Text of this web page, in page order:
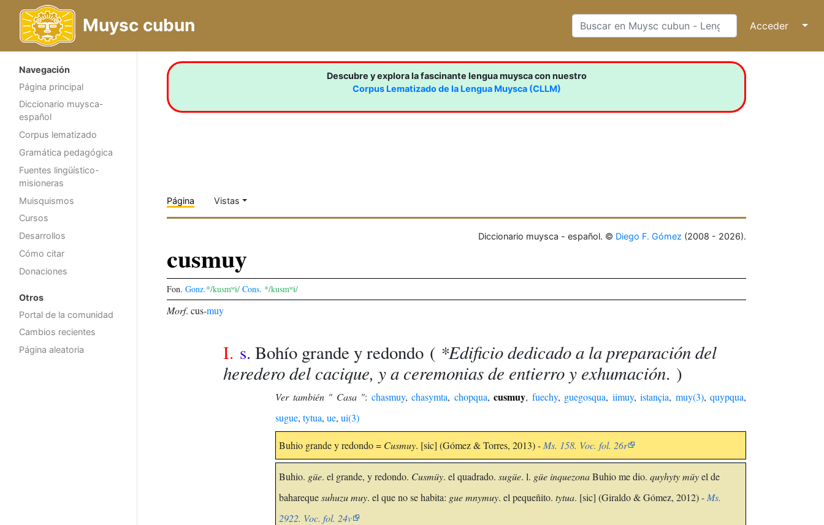
Muysc cubun Acceder ↓
Navegación
Página principal
Diccionario muysca-
español
Corpus lematizado
Gramática pedagógica
Fuentes lingüístico-
misioneras
Muisquismos
Cursos
Desarrollos
Cómo citar
Donaciones
Otros
Portal de la comunidad
Cambios recientes
Página aleatoria
Descubre y explora la fascinante lengua muysca con nuestro
Corpus Lematizado de la Lengua Muysca (CLLM)
Página Vistas
Diccionario muysca - español. © Diego F. Gómez (2008 - 2026).
cusmuy
Fon. Gonz.*/kusmʷɨ/ Cons. */kusmʷɨ/
Morf. cus-muy
I. s. Bohío grande y redondo ( *Edificio dedicado a la preparación del
heredero del cacique, y a ceremonias de entierro y exhumación. )
Ver también " Casa ": chasmuy,chasymta, chopqua,cusmuy, fuechy, guegosqua, iimuy,istançia, muy(3), quypqua,
sugue,tytua,ue,ui(3)
Buhio grande y redondo = Cusmuy. [sic] (Gómez & Torres, 2013) - Ms. 158. Voc. fol. 26r
Buhio. güe. el grande, y redondo. Cusmüy. el quadrado.sugüe. l. güe inquezonaBuhio me dio.quyhyty müyel de
baharequesuhuzu muy. el que no se habita: gue mnymuy. el pequeñito.tytua. [sic] (Giraldo & Gómez, 2012) - Ms.
2922. Voc. fol. 24v